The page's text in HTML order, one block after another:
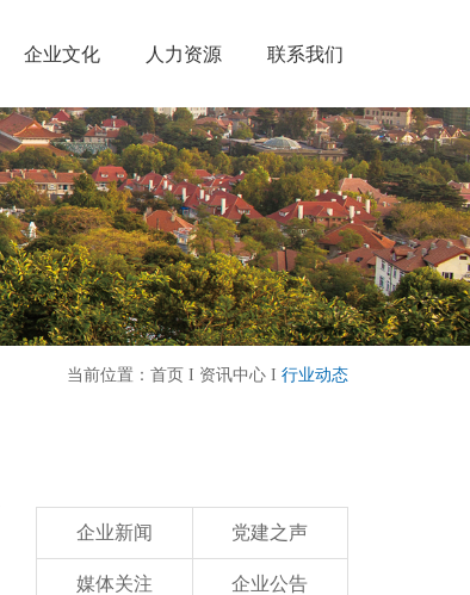
企业文化 人力资源 联系我们
当前位置： 首页 I 资讯中心 I 行业动态
企业新闻 党建之声
媒体关注 企业公告